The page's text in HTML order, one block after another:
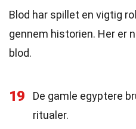
Blod har spillet en vigtig
gennem historien. Her er
blod.
19
De gamle egyptere
ritualer.